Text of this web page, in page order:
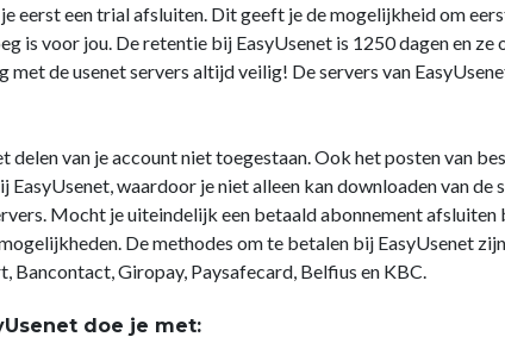
eerst een trial afsluiten. Dit geeft je de mogelijkheid om
is voor jou. De retentie bij EasyUsenet is 1250 dagen en ze
met de usenet servers altijd veilig! De servers van
delen van je account niet toegestaan. Ook het posten van
EasyUsenet, waardoor je niet alleen kan downloaden van de
Mocht je uiteindelijk een betaald abonnement afsluiten
De methodes om te betalen bij EasyUsenet
Bancontact, Giropay, Paysafecard, Belfius en KBC.
doe je met: